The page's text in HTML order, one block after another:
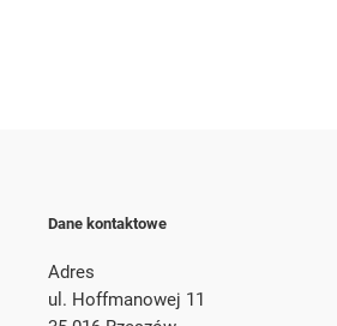
Dane kontaktowe
Adres
ul. Hoffmanowej 11